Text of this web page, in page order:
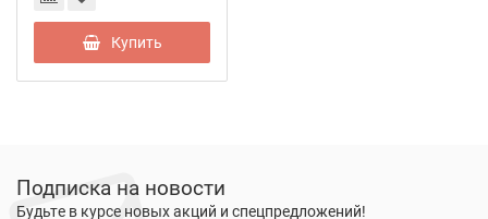
Купить
Подписка на новости
Будьте в курсе новых акций и спецпредложений!